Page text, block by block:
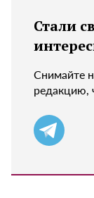
Стали
Снимайте
редакцию,